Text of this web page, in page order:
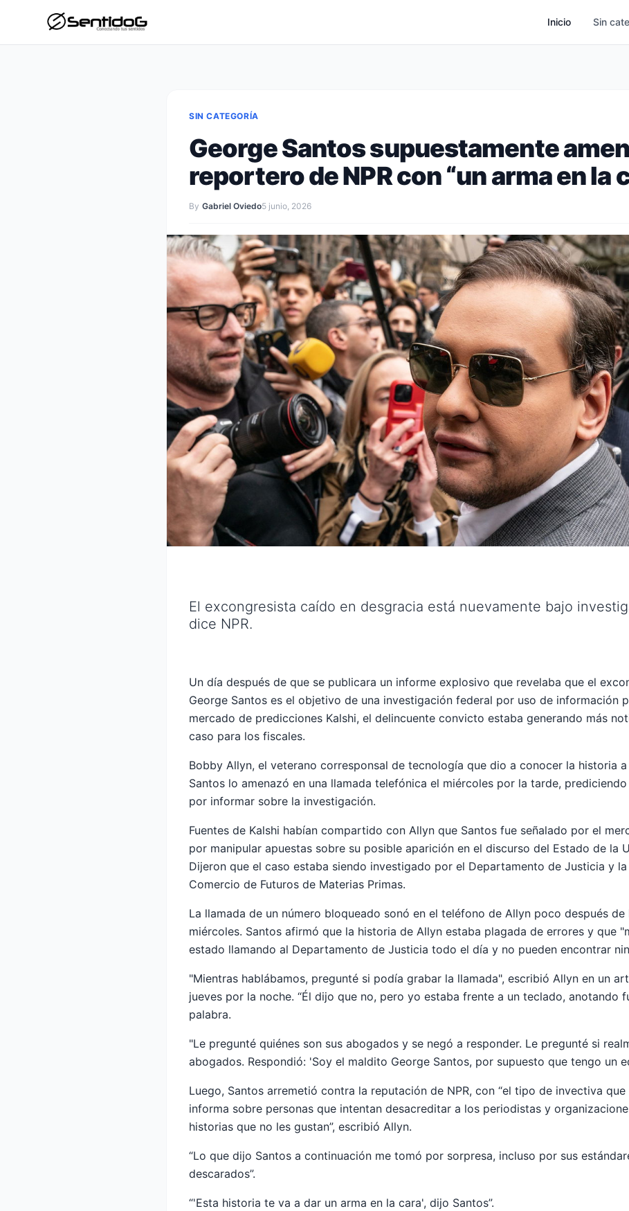
Inicio Sin
SIN CATEGORÍA
George Santos supuestamente
reportero de NPR con “un arma en la
By Gabriel Oviedo5 junio, 2026
El excongresista caído en desgracia está nuevamente bajo
dice NPR.
Un día después de que se publicara un informe explosivo que revelaba que el
George Santos es el objetivo de una investigación federal por uso de información
mercado de predicciones Kalshi, el delincuente convicto estaba generando más
caso para los fiscales.
Bobby Allyn, el veterano corresponsal de tecnología que dio a conocer la historia a
Santos lo amenazó en una llamada telefónica el miércoles por la tarde, prediciendo
por informar sobre la investigación.
Fuentes de Kalshi habían compartido con Allyn que Santos fue señalado por el
por manipular apuestas sobre su posible aparición en el discurso del Estado de la
Dijeron que el caso estaba siendo investigado por el Departamento de Justicia y
Comercio de Futuros de Materias Primas.
La llamada de un número bloqueado sonó en el teléfono de Allyn poco después
miércoles. Santos afirmó que la historia de Allyn estaba plagada de errores y que
estado llamando al Departamento de Justicia todo el día y no pueden encontrar
"Mientras hablábamos, pregunté si podía grabar la llamada", escribió Allyn en un
jueves por la noche. “Él dijo que no, pero yo estaba frente a un teclado, anotando
palabra.
"Le pregunté quiénes son sus abogados y se negó a responder. Le pregunté si
abogados. Respondió: 'Soy el maldito George Santos, por supuesto que tengo un
Luego, Santos arremetió contra la reputación de NPR, con “el tipo de invectiva
informa sobre personas que intentan desacreditar a los periodistas y
historias que no les gustan”, escribió Allyn.
“Lo que dijo Santos a continuación me tomó por sorpresa, incluso por sus
descarados”.
“'Esta historia te va a dar un arma en la cara', dijo Santos”.